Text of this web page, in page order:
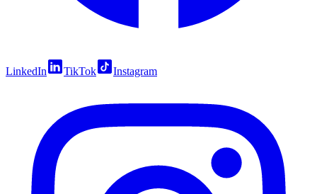
LinkedIn TikTok Instagram